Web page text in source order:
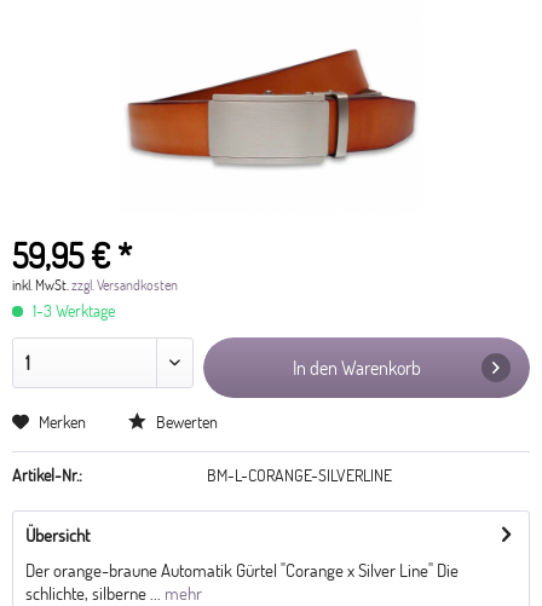
59,95 € *
inkl. MwSt. zzgl. Versandkosten
1-3 Werktage
In den Warenkorb
Merken Bewerten
Artikel-Nr.: BM-L-CORANGE-SILVERLINE
Übersicht
Der orange-braune Automatik Gürtel "Corange x Silver Line" Die
schlichte, silberne ...
mehr